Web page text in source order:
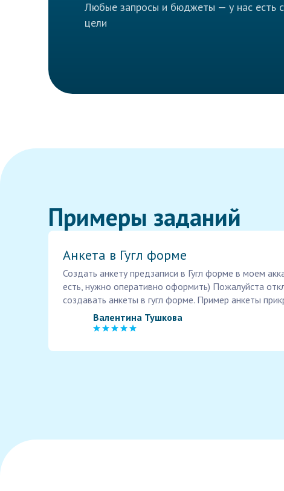
Любые запросы и бюджеты — у нас есть
цели
Примеры заданий
Анкета в Гугл форме
Создать анкету предзаписи в Гугл форме в моем
есть, нужно оперативно оформить) Пожалуйста
создавать анкеты в гугл форме. Пример анкеты
Валентина Тушкова